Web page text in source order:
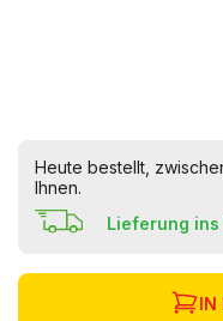
Heute bestellt,
Ihnen.
Lieferung
IN